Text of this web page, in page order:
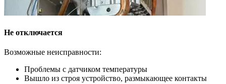
Не отключается
Возможные неисправности:
Проблемы с датчиком температуры
Вышло из строя устройство, размыкающее контакты